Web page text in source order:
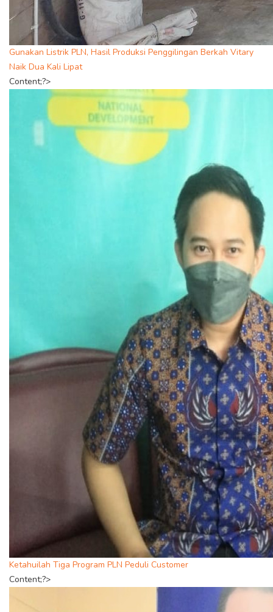
Gunakan Listrik PLN, Hasil Produksi Penggilingan Berkah Vitary
Naik Dua Kali Lipat
Content;?>
Ketahuilah Tiga Program PLN Peduli Customer
Content;?>